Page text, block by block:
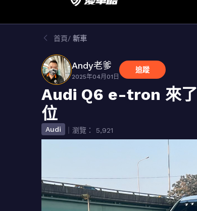
首頁 新車
Andy老爹
2025年04月01日
追蹤
Audi Q6 e-tron 來了
位
Audi ｜瀏覽： 5,921